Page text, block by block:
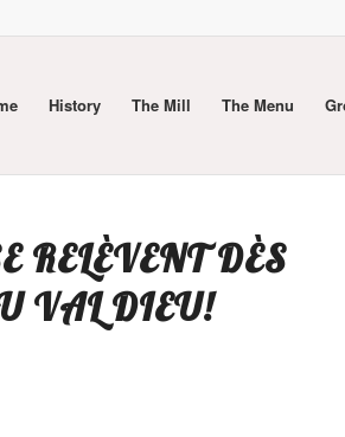
History The Mill The Menu
RELÈVENT DÈS
VAL DIEU!